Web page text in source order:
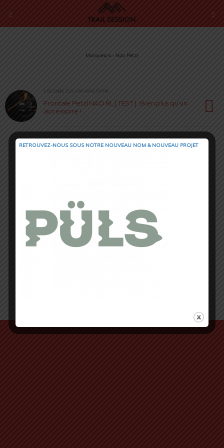
Marqueurs › Nao Petzl
6 DÉCEMBRE 2023 • PAR SERGE FORTINI
Frontale Petzl NAO RL [ TEST ] : Bien plus qu’un
accessoire !
RETROUVEZ-NOUS SOUS NOTRE NOUVEAU NOM & NOUVEAU PROJET